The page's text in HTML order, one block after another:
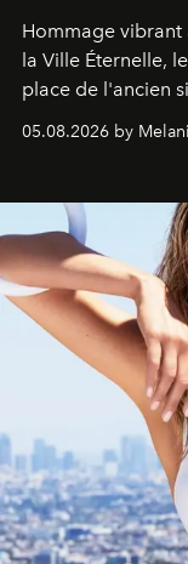
Hommage
la Ville Éternelle,
place de l'ancien
de vivre Romain
05.08.2026 by